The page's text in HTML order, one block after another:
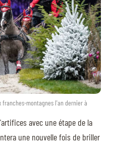
franches-montagnes l'an dernier à
avec une étape de la
une nouvelle fois de briller